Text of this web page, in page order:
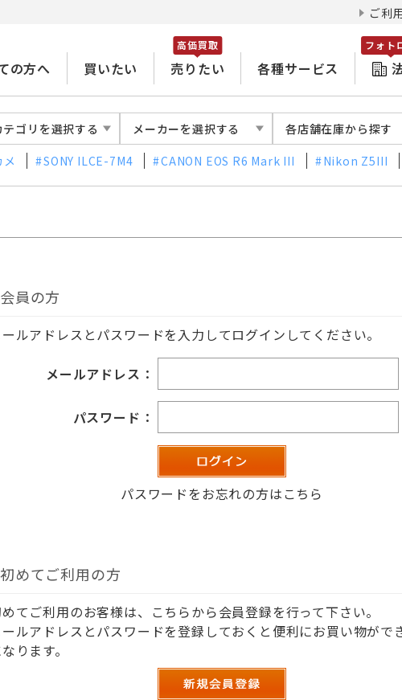
ご利
の方へ 買いたい 売りたい
高価買取
各種サービス
フォト
テゴリを選択する メーカーを選択する 各店舗在庫から探す
SONY ILCE-7M4 CANON EOS R6 Mark III Nikon Z5III
会員の方
ールアドレスとパスワードを入力してログインしてください。
メールアドレス：
パスワード：
パスワードをお忘れの方はこちら
初めてご利用の方
てご利用のお客様は、こちらから会員登録を行って下さい。
ールアドレスとパスワードを登録しておくと便利にお買い物がで
ります。